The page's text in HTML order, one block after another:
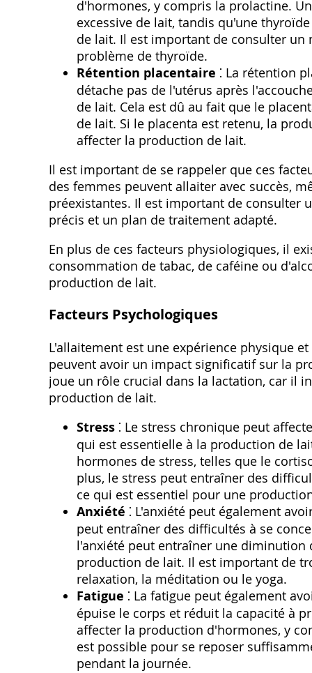
d'hormones, y compris la prolactine.
excessive de lait, tandis qu'une
de lait. Il est important de consulter
problème de thyroïde.
Rétention placentaire ⁚ La rétention
détache pas de l'utérus après
de lait. Cela est dû au fait que le
de lait. Si le placenta est retenu, la
affecter la production de lait.
Il est important de se rappeler que ces
des femmes peuvent allaiter avec succès,
préexistantes. Il est important de consulter
précis et un plan de traitement adapté.
En plus de ces facteurs physiologiques, il
consommation de tabac, de caféine ou
production de lait.
Facteurs Psychologiques
L'allaitement est une expérience physique
peuvent avoir un impact significatif sur la
joue un rôle crucial dans la lactation, car il
production de lait.
Stress ⁚ Le stress chronique peut
qui est essentielle à la production de
hormones de stress, telles que le
plus, le stress peut entraîner des
ce qui est essentiel pour une
Anxiété ⁚ L'anxiété peut également
peut entraîner des difficultés à se
l'anxiété peut entraîner une
production de lait. Il est important de
relaxation, la méditation ou le yoga.
Fatigue ⁚ La fatigue peut également
épuise le corps et réduit la capacité à
affecter la production d'hormones, y
est possible pour se reposer
pendant la journée.